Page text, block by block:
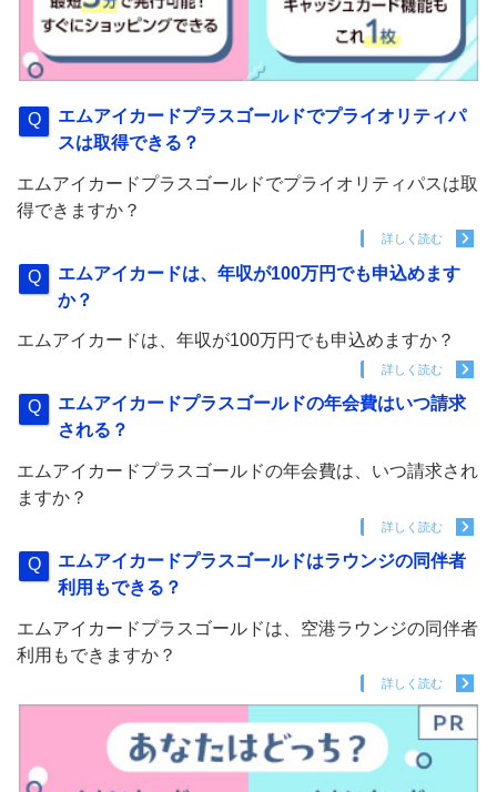
エムアイカードプラスゴールドでプライオリティパ
スは取得できる？
エムアイカードプラスゴールドでプライオリティパスは取
得できますか？
詳しく読む
エムアイカードは、年収が100万円でも申込めます
か？
エムアイカードは、年収が100万円でも申込めますか？
詳しく読む
エムアイカードプラスゴールドの年会費はいつ請求
される？
エムアイカードプラスゴールドの年会費は、いつ請求され
ますか？
詳しく読む
エムアイカードプラスゴールドはラウンジの同伴者
利用もできる？
エムアイカードプラスゴールドは、空港ラウンジの同伴者
利用もできますか？
詳しく読む